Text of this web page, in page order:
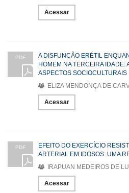
Acessar
PDF
A DISFUNÇÃO ERÉTIL
HOMEM NA TERCEIRA IDADE:
ASPECTOS SOCIOCULTURAIS
ELIZA MENDONÇA DE
Acessar
PDF
EFEITO DO EXERCÍCIO
ARTERIAL EM IDOSOS: UMA
IRAPUAN MEDEIROS DE
Acessar